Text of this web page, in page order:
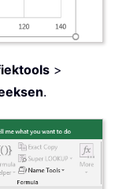
>
.